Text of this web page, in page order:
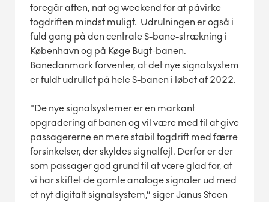
foregår aften, nat og weekend for at påvirke
togdriften mindst muligt. Udrulningen er også i
fuld gang på den centrale S-bane-strækning i
København og på Køge Bugt-banen.
Banedanmark forventer, at det nye signalsystem
er fuldt udrullet på hele S-banen i løbet af 2022.
"De nye signalsystemer er en markant
opgradering af banen og vil være med til at give
passagererne en mere stabil togdrift med færre
forsinkelser, der skyldes signalfejl. Derfor er der
som passager god grund til at være glad for, at
vi har skiftet de gamle analoge signaler ud med
et nyt digitalt signalsystem,” siger Janus Steen